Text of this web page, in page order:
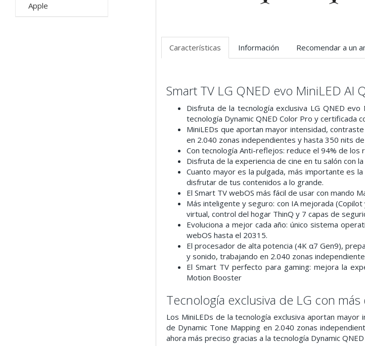
Apple
Características Información Recomendar a un
Smart TV LG QNED evo MiniLED AI
Disfruta de la tecnología exclusiva LG QNED
tecnología Dynamic QNED Color Pro y certificada
MiniLEDs que aportan mayor intensidad,
en 2.040 zonas independientes y hasta 350 nits
Con tecnología Anti-reflejos: reduce el 94% de
Disfruta de la experiencia de cine en tu salón con
Cuanto mayor es la pulgada, más importante es
disfrutar de tus contenidos a lo grande.
El Smart TV webOS más fácil de usar con mando
Más inteligente y seguro: con IA mejorada
virtual, control del hogar ThinQ y 7 capas de
Evoluciona a mejor cada año: único sistema
webOS hasta el 20315.
El procesador de alta potencia (4K α7 Gen9),
y sonido, trabajando en 2.040 zonas
El Smart TV perfecto para gaming: mejora la
Motion Booster
Tecnología exclusiva de LG con
Los MiniLEDs de la tecnología exclusiva aportan
de Dynamic Tone Mapping en 2.040 zonas
ahora más preciso gracias a la tecnología Dynamic